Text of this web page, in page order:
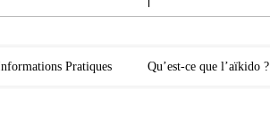
Pratiques Qu’est-ce que l’aïkido ?